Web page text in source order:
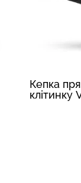
Кепка
клітинку